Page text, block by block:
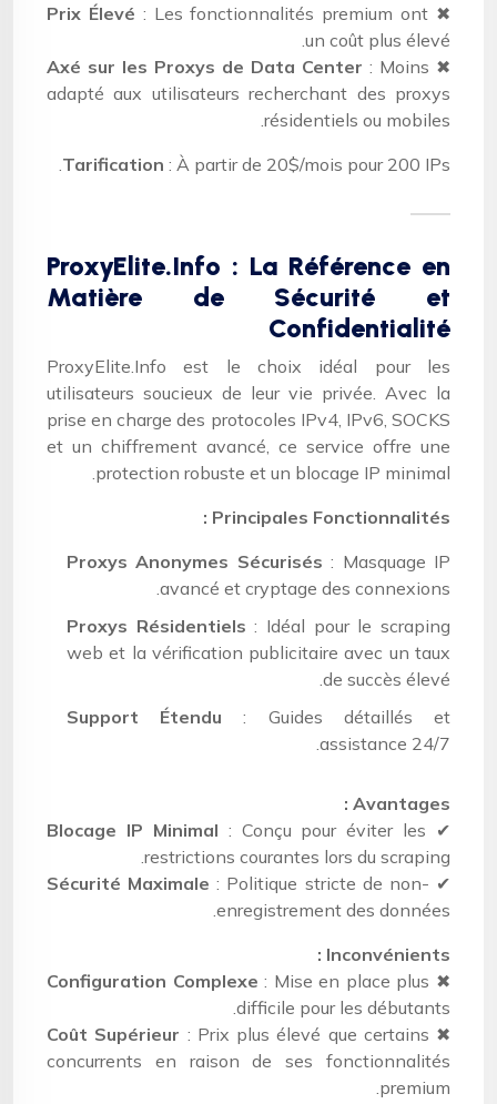
✖
Prix Élevé : Les fonctionnalités premium ont
un coût plus élevé.
✖
Axé sur les Proxys de Data Center : Moins
adapté aux utilisateurs recherchant des proxys
résidentiels ou mobiles.
Tarification : À partir de 20$/mois pour 200 IPs.
ProxyElite.Info : La Référence en
Matière de Sécurité et
Confidentialité
ProxyElite.Info est le choix idéal pour les
utilisateurs soucieux de leur vie privée. Avec la
prise en charge des protocoles IPv4, IPv6, SOCKS
et un chiffrement avancé, ce service offre une
protection robuste et un blocage IP minimal.
Principales Fonctionnalités :
Proxys Anonymes Sécurisés : Masquage IP
avancé et cryptage des connexions.
Proxys Résidentiels : Idéal pour le scraping
web et la vérification publicitaire avec un taux
de succès élevé.
Support Étendu : Guides détaillés et
assistance 24/7.
Avantages :
✔
Blocage IP Minimal : Conçu pour éviter les
restrictions courantes lors du scraping.
✔
Sécurité Maximale : Politique stricte de non-
enregistrement des données.
Inconvénients :
✖
Configuration Complexe : Mise en place plus
difficile pour les débutants.
✖
Coût Supérieur : Prix plus élevé que certains
concurrents en raison de ses fonctionnalités
premium.